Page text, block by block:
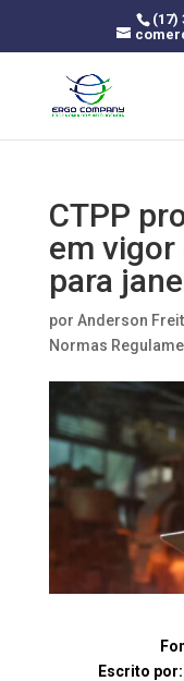
(17)
CTPP
em vigor
para
por Anderson
Normas
Escrito por: